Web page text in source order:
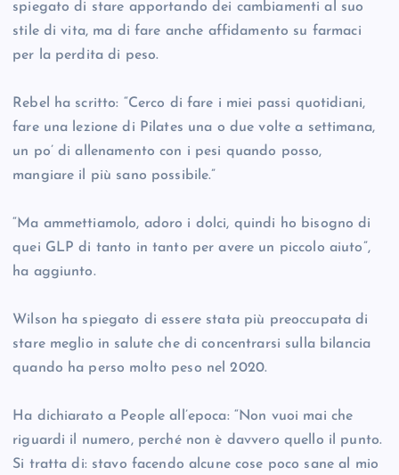
spiegato di stare apportando dei cambiamenti al suo
stile di vita, ma di fare anche affidamento su farmaci
per la perdita di peso.
Rebel ha scritto: “Cerco di fare i miei passi quotidiani,
fare una lezione di Pilates una o due volte a settimana,
un po’ di allenamento con i pesi quando posso,
mangiare il più sano possibile.”
“Ma ammettiamolo, adoro i dolci, quindi ho bisogno di
quei GLP di tanto in tanto per avere un piccolo aiuto”,
ha aggiunto.
Wilson ha spiegato di essere stata più preoccupata di
stare meglio in salute che di concentrarsi sulla bilancia
quando ha perso molto peso nel 2020.
Ha dichiarato a People all’epoca: “Non vuoi mai che
riguardi il numero, perché non è davvero quello il punto.
Si tratta di: stavo facendo alcune cose poco sane al mio